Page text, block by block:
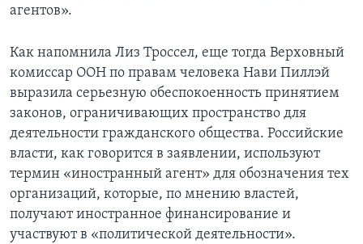
агентов».
Как напомнила Лиз Троссел, еще тогда Верховный
комиссар ООН по правам человека Нави Пиллэй
выразила серьезную обеспокоенность принятием
законов, ограничивающих пространство для
деятельности гражданского общества. Российские
власти, как говорится в заявлении, используют
термин «иностранный агент» для обозначения тех
организаций, которые, по мнению властей,
получают иностранное финансирование и
участвуют в «политической деятельности».